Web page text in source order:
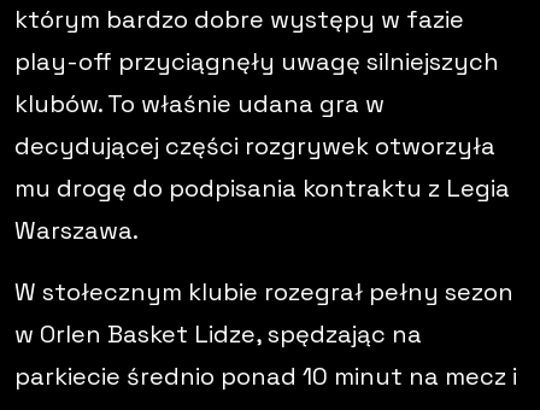
którym bardzo dobre występy w fazie
play-off przyciągnęły uwagę silniejszych
klubów. To właśnie udana gra w
decydującej części rozgrywek otworzyła
mu drogę do podpisania kontraktu z Legia
Warszawa.
W stołecznym klubie rozegrał pełny sezon
w Orlen Basket Lidze, spędzając na
parkiecie średnio ponad 10 minut na mecz i